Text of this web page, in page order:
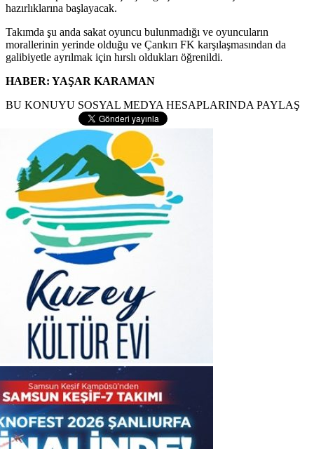
hazırlıklarına başlayacak.
Takımda şu anda sakat oyuncu bulunmadığı ve oyuncuların
morallerinin yerinde olduğu ve Çankırı FK karşılaşmasından da
galibiyetle ayrılmak için hırslı oldukları öğrenildi.
HABER: YAŞAR KARAMAN
BU KONUYU SOSYAL MEDYA HESAPLARINDA PAYLAŞ